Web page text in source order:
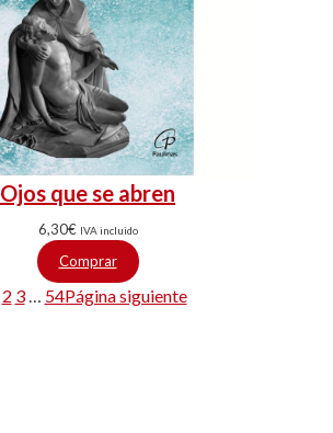
Ojos que se abren
6,30€ IVA incluido
Comprar
2 3… 54Página siguiente